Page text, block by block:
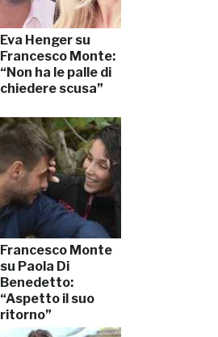
Eva Henger su
Francesco Monte:
“Non ha le palle di
chiedere scusa”
Francesco Monte
su Paola Di
Benedetto:
“Aspetto il suo
ritorno”